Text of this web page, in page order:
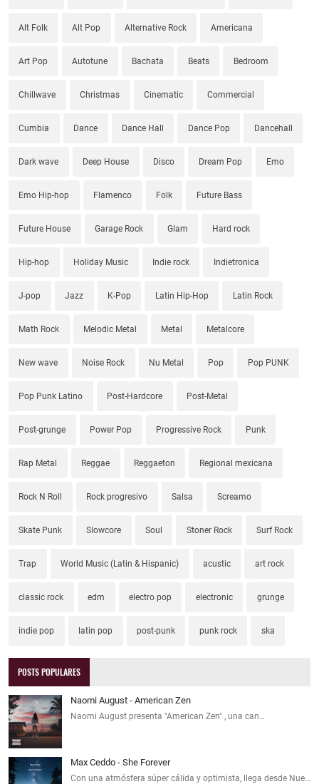
Alt Folk Alt Pop Alternative Rock Americana
Art Pop Autotune Bachata Beats Bedroom
Chillwave Christmas Cinematic Commercial
Cumbia Dance Dance Hall Dance Pop Dancehall
Dark wave Deep House Disco Dream Pop Emo
Emo Hip-hop Flamenco Folk Future Bass
Future House Garage Rock Glam Hard rock
Hip-hop Holiday Music Indie rock Indietronica
J-pop Jazz K-Pop Latin Hip-Hop Latin Rock
Math Rock Melodic Metal Metal Metalcore
New wave Noise Rock Nu Metal Pop Pop PUNK
Pop Punk Latino Post-Hardcore Post-Metal
Post-grunge Power Pop Progressive Rock Punk
Rap Metal Reggae Reggaeton Regional mexicana
Rock N Roll Rock progresivo Salsa Screamo
Skate Punk Slowcore Soul Stoner Rock Surf Rock
Trap World Music (Latin & Hispanic) acustic art rock
classic rock edm electro pop electronic grunge
indie pop latin pop post-punk punk rock ska
POSTS POPULARES
Naomi August - American Zen
Naomi August presenta "American Zen" , una can…
Max Ceddo - She Forever
Con una atmósfera súper cálida y optimista, llega desde Nue…